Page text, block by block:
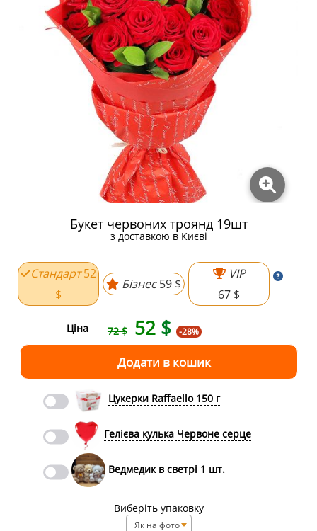
Букет червоних троянд 19шт
з доставкою в Києві
Стандарт 52
$
Бізнес 59 $
VIP
67 $
Ціна 72 $ 52 $ -28%
Цукерки Raffaello 150 г
Гелієва кулька Червоне серце
Ведмедик в светрі 1 шт.
Виберіть упаковку
Як на фото